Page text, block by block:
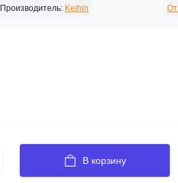
Производитель: Keihin
В корзину